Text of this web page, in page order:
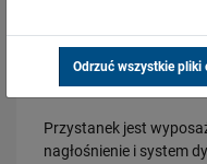
Zupełnie nowym
Warszawa Kołoprzy
perony zapewniają
Przystanek jest
nagłośnienie i system
23.07.2026
Nowe perony, windy i
pokazują…
PRZECZYTAJ
Odrzuć wszystkie pliki